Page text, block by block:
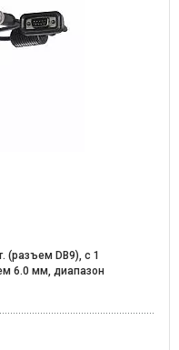
(разъем DB9), с 1
6.0 мм, диапазон